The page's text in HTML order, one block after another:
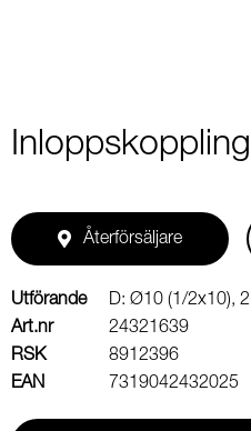
Återförsäljare
Utförande
D: Ø10 (1/2x10),
Art.nr
24321639
RSK
8912396
EAN
7319042432025